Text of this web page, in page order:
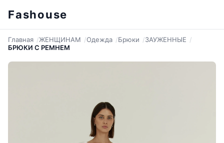
Fashouse
Главная ЖЕНЩИНАМ Одежда Брюки
ЗАУЖЕННЫЕ
БРЮКИ С РЕМНЕМ